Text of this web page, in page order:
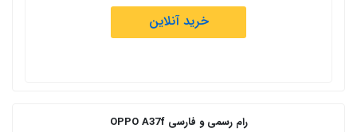
خرید آنلاین
رام رسمی و فارسیOPPO A37f